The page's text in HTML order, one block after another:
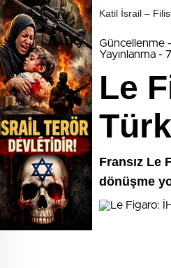
Katil İsrail –
Güncellenme
Yayınlanma -
Le
Fransız Le
dönüşme